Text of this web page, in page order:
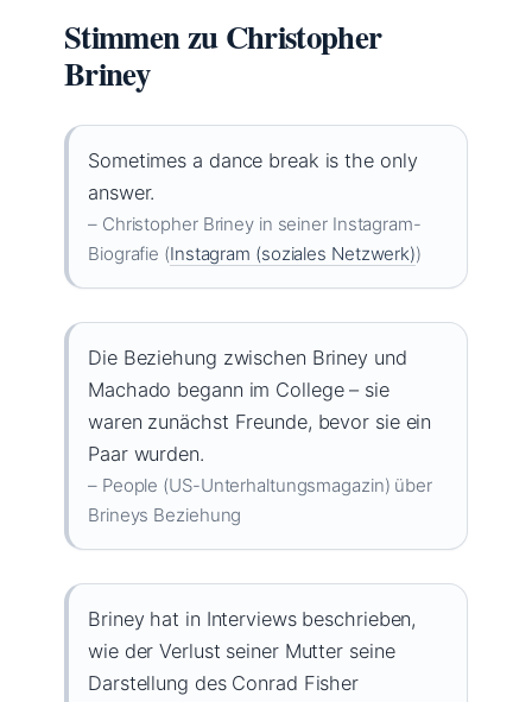
Stimmen zu Christopher
Briney
Sometimes a dance break is the only
answer.
– Christopher Briney in seiner Instagram-
Biografie (Instagram (soziales Netzwerk))
Die Beziehung zwischen Briney und
Machado begann im College – sie
waren zunächst Freunde, bevor sie ein
Paar wurden.
– People (US-Unterhaltungsmagazin) über
Brineys Beziehung
Briney hat in Interviews beschrieben,
wie der Verlust seiner Mutter seine
Darstellung des Conrad Fisher